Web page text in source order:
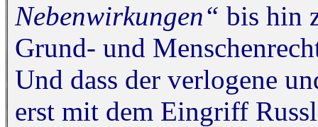
Nebenwirkungen“ bis hin
Grund- und
Und dass der verlogene
erst mit dem Eingriff